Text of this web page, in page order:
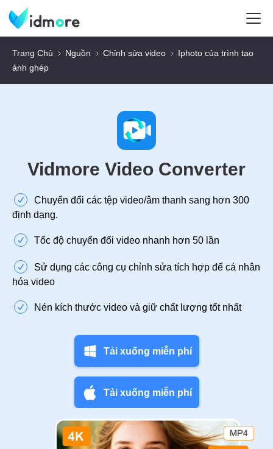
Trang Chủ Nguồn Chỉnh sửa video
Iphoto của trình tạo
ảnh ghép
Vidmore Video Converter
Chuyển đổi các tệp video/âm thanh sang hơn 300
định dạng.
Tốc độ chuyển đổi video nhanh hơn 50 lần
Sử dụng các công cụ chỉnh sửa tích hợp để cá nhân
hóa video
Nén kích thước video và giữ chất lượng tốt nhất
Tải xuống miễn phí
Tải xuống miễn phí